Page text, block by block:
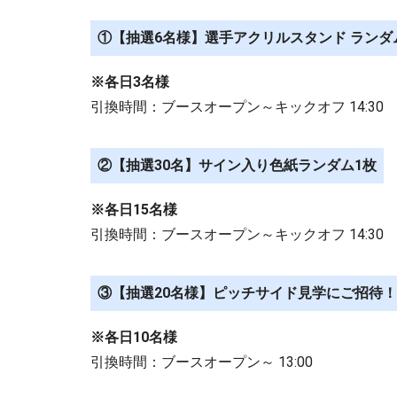
①【抽選6名様】選手アクリルスタンド ランダ
※各日3名様
引換時間：ブースオープン～キックオフ 14:30
②【抽選30名】サイン入り色紙ランダム1枚
※各日15名様
引換時間：ブースオープン～キックオフ 14:30
③【抽選20名様】ピッチサイド見学にご招待！
※各日10名様
引換時間：ブースオープン～ 13:00